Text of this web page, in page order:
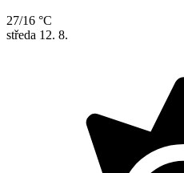
27/16 °C
středa 12. 8.